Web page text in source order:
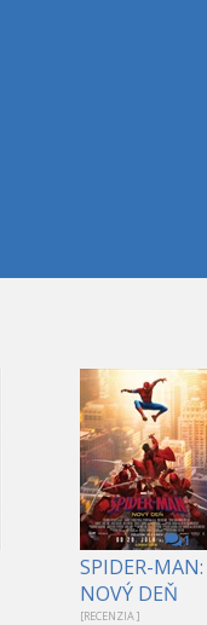
1
SPIDER-MAN:
NOVÝ DEŇ
[RECENZIA ]